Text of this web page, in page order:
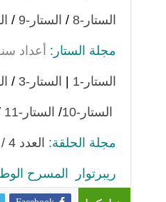
الستار-8 / الستار-9 /
مجلة الستار: أعداد سنة
الستار-1 الستار-3 /
الستار-10 / الستار-11
مجلة الحلقة: العدد
ريبرتوار المسرح